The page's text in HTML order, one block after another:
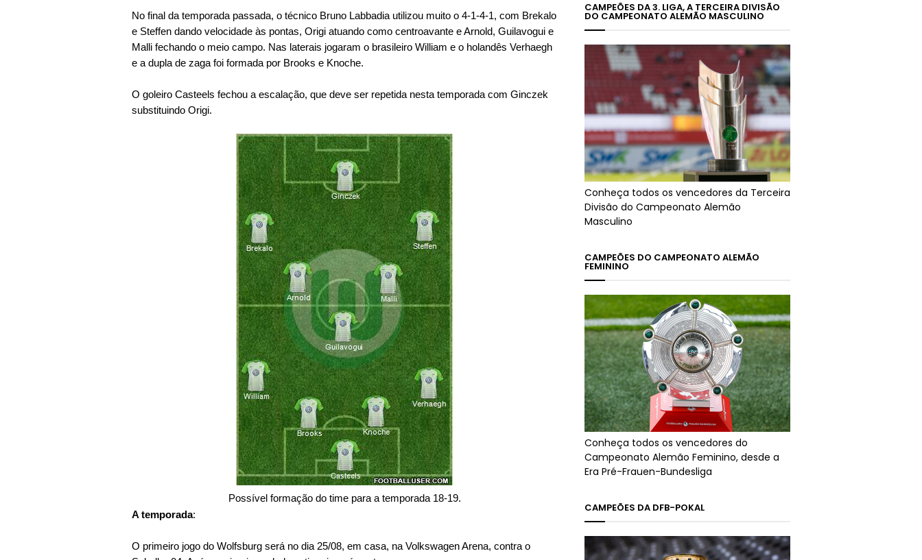
No final da temporada passada, o técnico Bruno Labbadia utilizou muito o 4-1-4-1, com Brekalo
e Steffen dando velocidade às pontas, Origi atuando como centroavante e Arnold, Guilavogui e
Malli fechando o meio campo. Nas laterais jogaram o brasileiro William e o holandês Verhaegh
e a dupla de zaga foi formada por Brooks e Knoche.
O goleiro Casteels fechou a escalação, que deve ser repetida nesta temporada com Ginczek
substituindo Origi.
Possível formação do time para a temporada 18-19.
A temporada:
O primeiro jogo do Wolfsburg será no dia 25/08, em casa, na Volkswagen Arena, contra o
CAMPEÕES DA 3. LIGA, A TERCEIRA DIVISÃO
DO CAMPEONATO ALEMÃO MASCULINO
Conheça todos os vencedores da Terceira
Divisão do Campeonato Alemão
Masculino
CAMPEÕES DO CAMPEONATO ALEMÃO
FEMININO
Conheça todos os vencedores do
Campeonato Alemão Feminino, desde a
Era Pré-Frauen-Bundesliga
CAMPEÕES DA DFB-POKAL